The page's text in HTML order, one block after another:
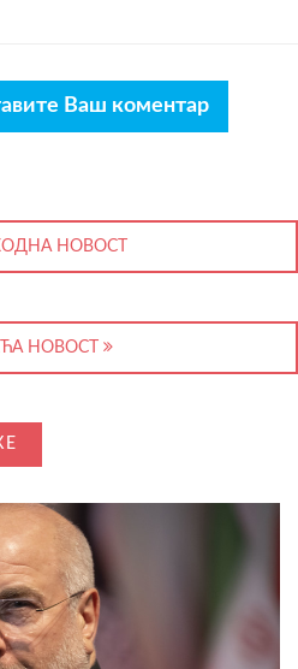
Ваш коментар
НОВОСТ
НОВОСТ